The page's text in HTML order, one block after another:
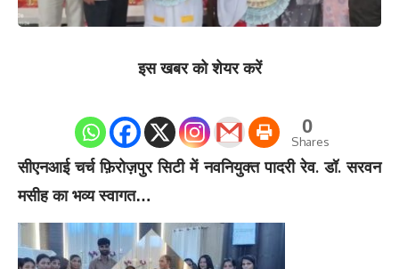
इस खबर को शेयर करें
0
Shares
सीएनआई चर्च फ़िरोज़पुर सिटी में नवनियुक्त पादरी रेव. डॉ. सरवन
मसीह का भव्य स्वागत…